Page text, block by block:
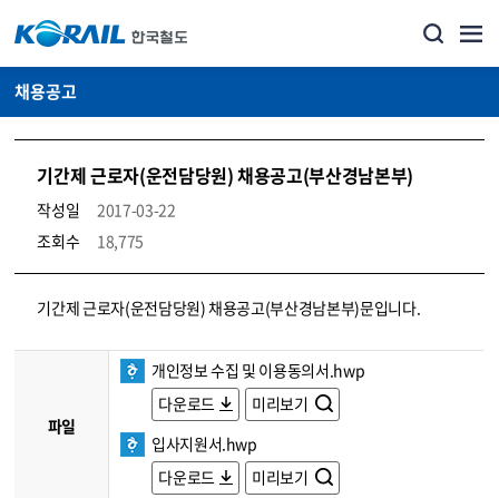
채용공고
기간제 근로자(운전담당원) 채용공고(부산경남본부)
작성일
2017-03-22
조회수
18,775
코레일소개_경영공시_채용공고 상세보기 – 내용, 파일, 담당자 연락처로 구성
기간제 근로자(운전담당원) 채용공고(부산경남본부)문입니다.
파일
개인정보 수집 및 이용동의서.hwp
다운로드
미리보기
입사지원서.hwp
다운로드
미리보기